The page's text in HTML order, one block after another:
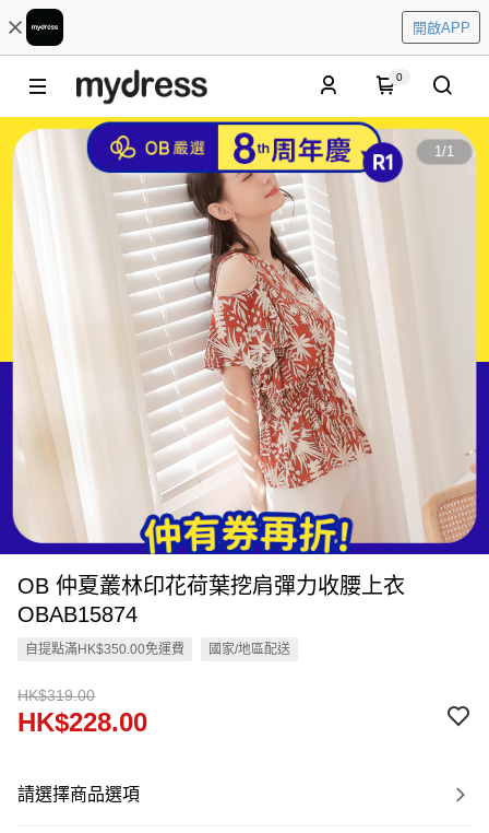
開啟APP
0
1/1
OB 仲夏叢林印花荷葉挖肩彈力收腰上衣
OBAB15874
自提點滿HK$350.00免運費 國家/地區配送
HK$319.00
HK$228.00
請選擇商品選項